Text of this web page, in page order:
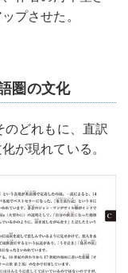
プさせた。
圏の文化
どれもに、直訳
が現れている。